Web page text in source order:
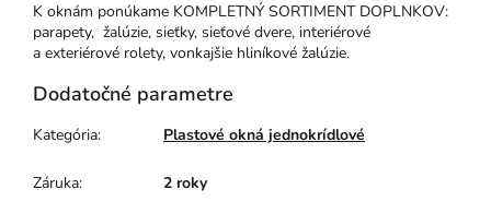
K oknám ponúkame KOMPLETNÝ SORTIMENT DOPLNKOV:
parapety, žalúzie, sieťky, sieťové dvere, interiérové
a exteriérové rolety, vonkajšie hliníkové žalúzie.
Dodatočné parametre
Kategória: Plastové okná jednokrídlové
Záruka: 2 roky